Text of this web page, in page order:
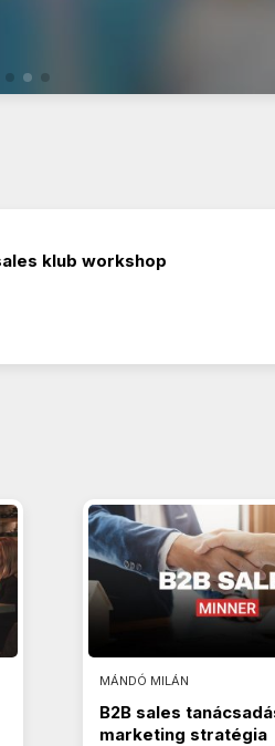
klub workshop
MÁNDÓ MILÁN
B2B sales
marketing stratégia